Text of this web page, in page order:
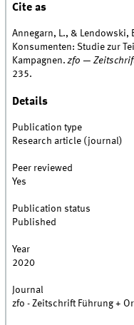
Cite as
Annegarn, L., & Lendowski,
Konsumenten: Studie zur
Kampagnen.zfo —
235.
Details
Publication type
Research article (journal)
Peer reviewed
Yes
Publication status
Published
Year
2020
Journal
zfo - Zeitschrift Führung +